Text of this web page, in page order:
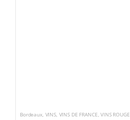
Bordeaux, VINS, VINS DE FRANCE ,VINS